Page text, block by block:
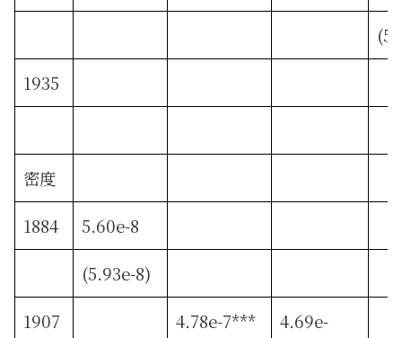
1935
密度
1884 5.60e-8
(5.93e-8)
1907 4.78e-7***
4.69e-